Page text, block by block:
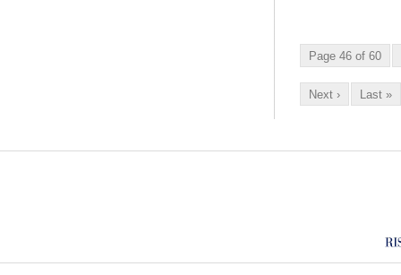
Page 46 of 60
Next › Last »